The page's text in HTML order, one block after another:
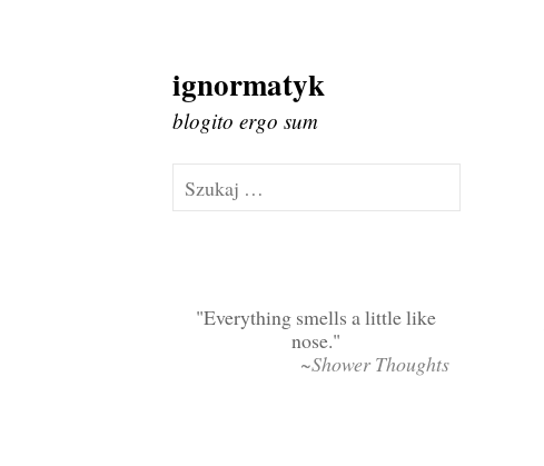
Skip
to
content
ignormatyk
blogito ergo sum
Szukaj:
Everything smells a little like
nose.
~Shower Thoughts